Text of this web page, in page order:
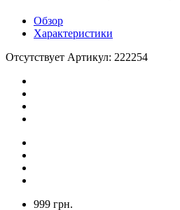
Обзор
Характеристики
Отсутствует Артикул: 222254
999 грн.